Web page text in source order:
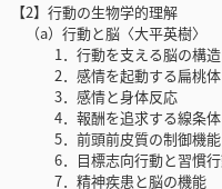
【2】行動の生物学的理解
（a）行動と脳〈大平英樹〉
1．行動を支える脳の構造
2．感情を起動する扁桃体
3．感情と身体反応
4．報酬を追求する線条体
5．前頭前皮質の制御機能
6．目標志向行動と習慣行
7．精神疾患と脳の機能